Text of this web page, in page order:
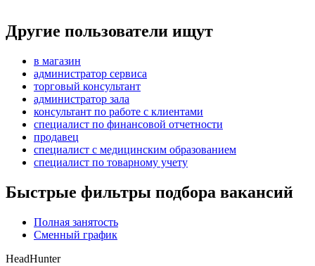
Другие пользователи ищут
в магазин
администратор сервиса
торговый консультант
администратор зала
консультант по работе с клиентами
специалист по финансовой отчетности
продавец
специалист с медицинским образованием
специалист по товарному учету
Быстрые фильтры подбора вакансий
Полная занятость
Сменный график
HeadHunter